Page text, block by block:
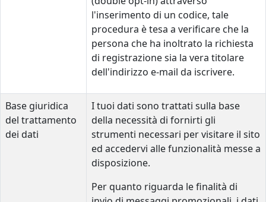
l'inserimento di un codice, tale
procedura è tesa a verificare che la
persona che ha inoltrato la richiesta
di registrazione sia la vera titolare
dell'indirizzo e-mail da iscrivere.
Base giuridica
del trattamento
dei dati
I tuoi dati sono trattati sulla base
della necessità di fornirti gli
strumenti necessari per visitare il sito
ed accedervi alle funzionalità messe a
disposizione.
Per quanto riguarda le finalità di